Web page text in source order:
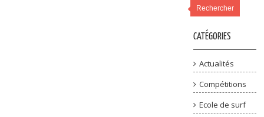
Rechercher
CATÉGORIES
Actualités
Compétitions
Ecole de surf